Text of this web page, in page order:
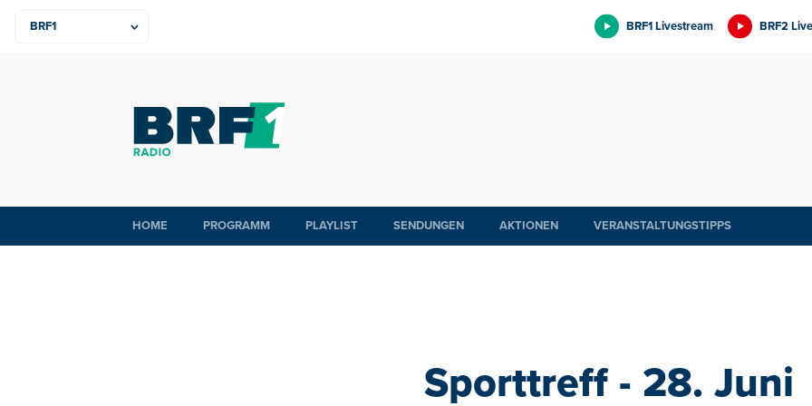
BRF1 Livestream BRF2
HOME PROGRAMM PLAYLIST SENDUNGEN AKTIONEN VERANSTALTUNGSTIPPS
Sporttreff - 28. Juni